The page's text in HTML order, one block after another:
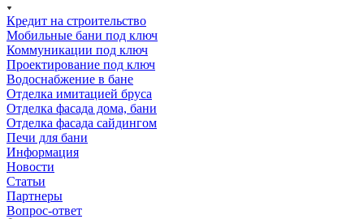
Кредит на строительство
Мобильные бани под ключ
Коммуникации под ключ
Проектирование под ключ
Водоснабжение в бане
Отделка имитацией бруса
Отделка фасада дома, бани
Отделка фасада сайдингом
Печи для бани
Информация
Новости
Статьи
Партнеры
Вопрос-ответ